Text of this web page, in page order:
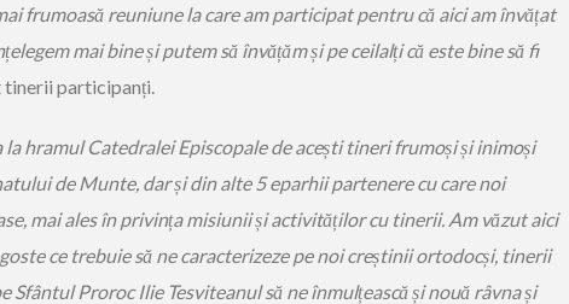
frumoasă reuniune la care am participat pentru că aici am învățat
mai bine și putem să învățăm și pe ceilalți că este bine să fi
tinerii participanți.
la hramul Catedralei Episcopale de acești tineri frumoși și inimoși
de Munte, dar și din alte 5 eparhii partenere cu care noi
mai ales în privința misiunii și activităților cu tinerii. Am văzut aici
ce trebuie să ne caracterizeze pe noi creștinii ortodocși, tinerii
Sfântul Proroc Ilie Tesviteanul să ne înmulțească și nouă râvna și